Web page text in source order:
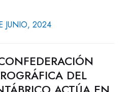
JUNIO, 2024
DEL